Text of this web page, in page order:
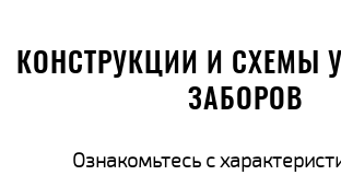
КОНСТРУКЦИИ И СХЕМЫ
ЗАБОРОВ
Ознакомьтесь с